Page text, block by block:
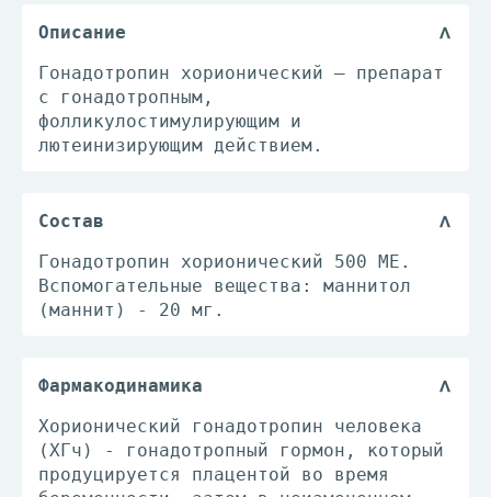
Описание
Гонадотропин хорионический – препарат
с гонадотропным,
фолликулостимулирующим и
лютеинизирующим действием.
Состав
Гонадотропин хорионический 500 МЕ.
Вспомогательные вещества: маннитол
(маннит) - 20 мг.
Фармакодинамика
Хорионический гонадотропин человека
(ХГч) - гонадотропный гормон, который
продуцируется плацентой во время